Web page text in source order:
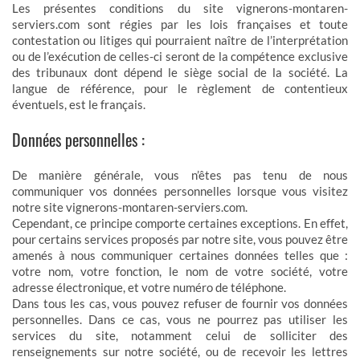
Les présentes conditions du site vignerons-montaren-
serviers.com sont régies par les lois françaises et toute
contestation ou litiges qui pourraient naître de l’interprétation
ou de l’exécution de celles-ci seront de la compétence exclusive
des tribunaux dont dépend le siège social de la société. La
langue de référence, pour le règlement de contentieux
éventuels, est le français.
Données personnelles :
De manière générale, vous n’êtes pas tenu de nous
communiquer vos données personnelles lorsque vous visitez
notre site vignerons-montaren-serviers.com.
Cependant, ce principe comporte certaines exceptions. En effet,
pour certains services proposés par notre site, vous pouvez être
amenés à nous communiquer certaines données telles que :
votre nom, votre fonction, le nom de votre société, votre
adresse électronique, et votre numéro de téléphone.
Dans tous les cas, vous pouvez refuser de fournir vos données
personnelles. Dans ce cas, vous ne pourrez pas utiliser les
services du site, notamment celui de solliciter des
renseignements sur notre société, ou de recevoir les lettres